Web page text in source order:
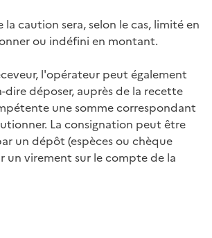
la caution sera, selon le cas, limité en
ou indéfini en montant.
l'opérateur peut également
dire déposer, auprès de la recette
une somme correspondant
La consignation peut être
un dépôt (espèces ou chèque
un virement sur le compte de la